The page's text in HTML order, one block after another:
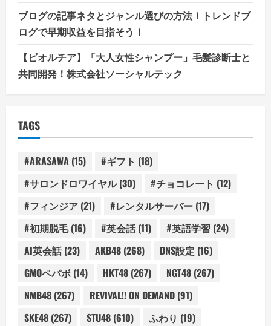
ブログの記事ネタとジャンル選びの方法！トレンドブ
ログで早期収益を目指そう！
【ビオルチア】「大人女性シャンプー」毛髪診断士と
共同開発！株式会社ソーシャルテック
TAGS
#ARASAWA (15) #ギフト (18)
#サロンドロワイヤル(30) #チョコレート (12)
#フィンジア (21) #レンタルサーバー (17)
#初期脱毛(16) #英会話(11) #英語学習 (24)
AI英会話(23) AKB48 (268) DNS設定 (16)
GMOペパボ (14) HKT48 (267) NGT48 (267)
NMB48 (267) REVIVAL!! ON DEMAND (91)
SKE48 (267) STU48 (610) ふわり (19)